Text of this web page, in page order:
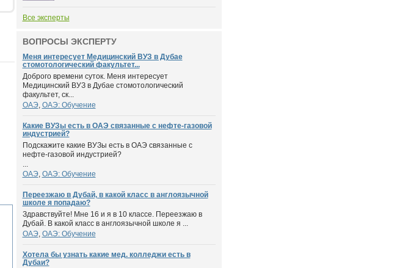
Все эксперты
ВОПРОСЫ ЭКСПЕРТУ
Меня интересует Медицинский ВУЗ в Дубае
стомотологический факультет...
Доброго времени суток. Меня интересует
Медицинский ВУЗ в Дубае стомотологический
факультет, ск...
ОАЭ, ОАЭ: Обучение
Какие ВУЗы есть в ОАЭ связанные с нефте-газовой
индустрией?
Подскажите какие ВУЗы есть в ОАЭ связанные с
нефте-газовой индустрией?
...
ОАЭ, ОАЭ: Обучение
Переезжаю в Дубай, в какой класс в англоязычной
школе я попадаю?
Здравствуйте! Мне 16 и я в 10 классе. Переезжаю в
Дубай. В какой класс в англоязычной школе я ...
ОАЭ, ОАЭ: Обучение
Хотела бы узнать какие мед. колледжи есть в
Дубаи?